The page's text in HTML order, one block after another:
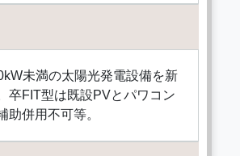
未満の太陽光発電設備を新
卒FIT型は既設PVとパワコン
助併用不可等。